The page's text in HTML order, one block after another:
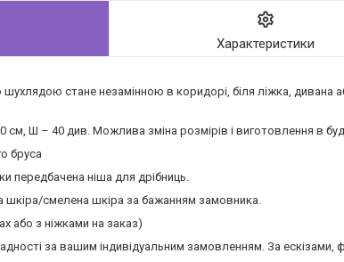
Характеристики
стане незамінною в коридорі, біля ліжка, дивана
см, Ш – 40 див. Можлива зміна розмірів і виготовлення в
бруса
передбачена ніша для дрібниць.
шкіра/смелена шкіра за бажанням замовника.
або з ніжками на заказ)
за вашим індивідуальним замовленням. За ескізами,